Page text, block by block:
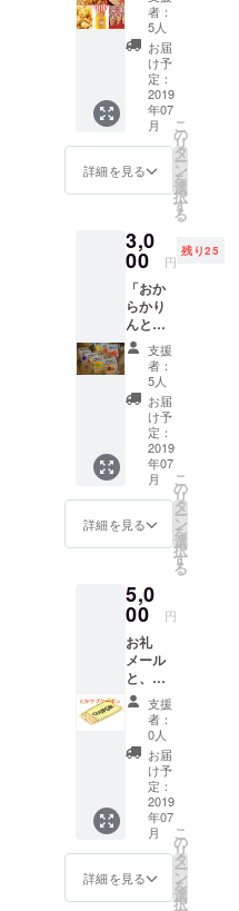
礼がし
たいの
です
が、や
はり陰
ながら
応援さ
れたい
方もお
られま
は、お
礼の
を送ら
せてい
ただく
に限ら
せてい
ただく
こちら
のプラ
ンを用
意しま
す。 ご
支援い
ただけ
る任意
だけれ
ばと思
いま
す。
６袋
セッ
ト」 天
然ピュ
アココ
ナッツ
オイル
使用、
合成着
色料不
使用の
ポップ
コー
ン。 フ
レー
バー
は、 ・
キャラ
メル ・
キャラ
メル＆
チーズ
・チョ
コ＆ス
トロベ
リー、
・瀬戸
内の塩
・ブ
ラック
パー
各１袋
を ワー
クたん
ぽぽさ
んより
お届け
いたし
ます。
サイズ
は、レ
ギュ
ラーサ
イズで
者：
5人
お届
け予
定：
2019
年07
月
詳細を見る
こ
の
リ
タ
ー
ン
を
選
択
す
る
3,0
00 円
残り25
「おか
らかり
んとう
９袋
セッ
ト」 丸
大豆お
から
と、国
産小麦
粉使
用。 素
朴でや
さしい
甘さ
人気お
やつで
す。 お
味は、
・さつ
まいも
・ごぼ
ぼちゃ
・くる
マト
各１袋
と、 残
り２袋
は “お味
支援
者：
5人
お届
け予
定：
2019
年07
月
詳細を見る
こ
の
リ
タ
ー
ン
を
選
択
す
る
5,0
00 円
お礼
メール
と、
「たか
サブ
クーポ
ン」
2,000円
分 ※た
かサブ
クーポ
ンは、
「いそ
の家」
での集
支援
者：
0人
お届
け予
定：
2019
年07
月
詳細を見る
こ
の
リ
タ
ー
ン
を
選
択